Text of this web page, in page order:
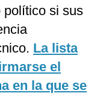
político si sus
La lista
el
en la que se